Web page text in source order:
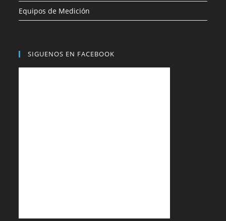
Equipos de Medición
SIGUENOS EN FACEBOOK